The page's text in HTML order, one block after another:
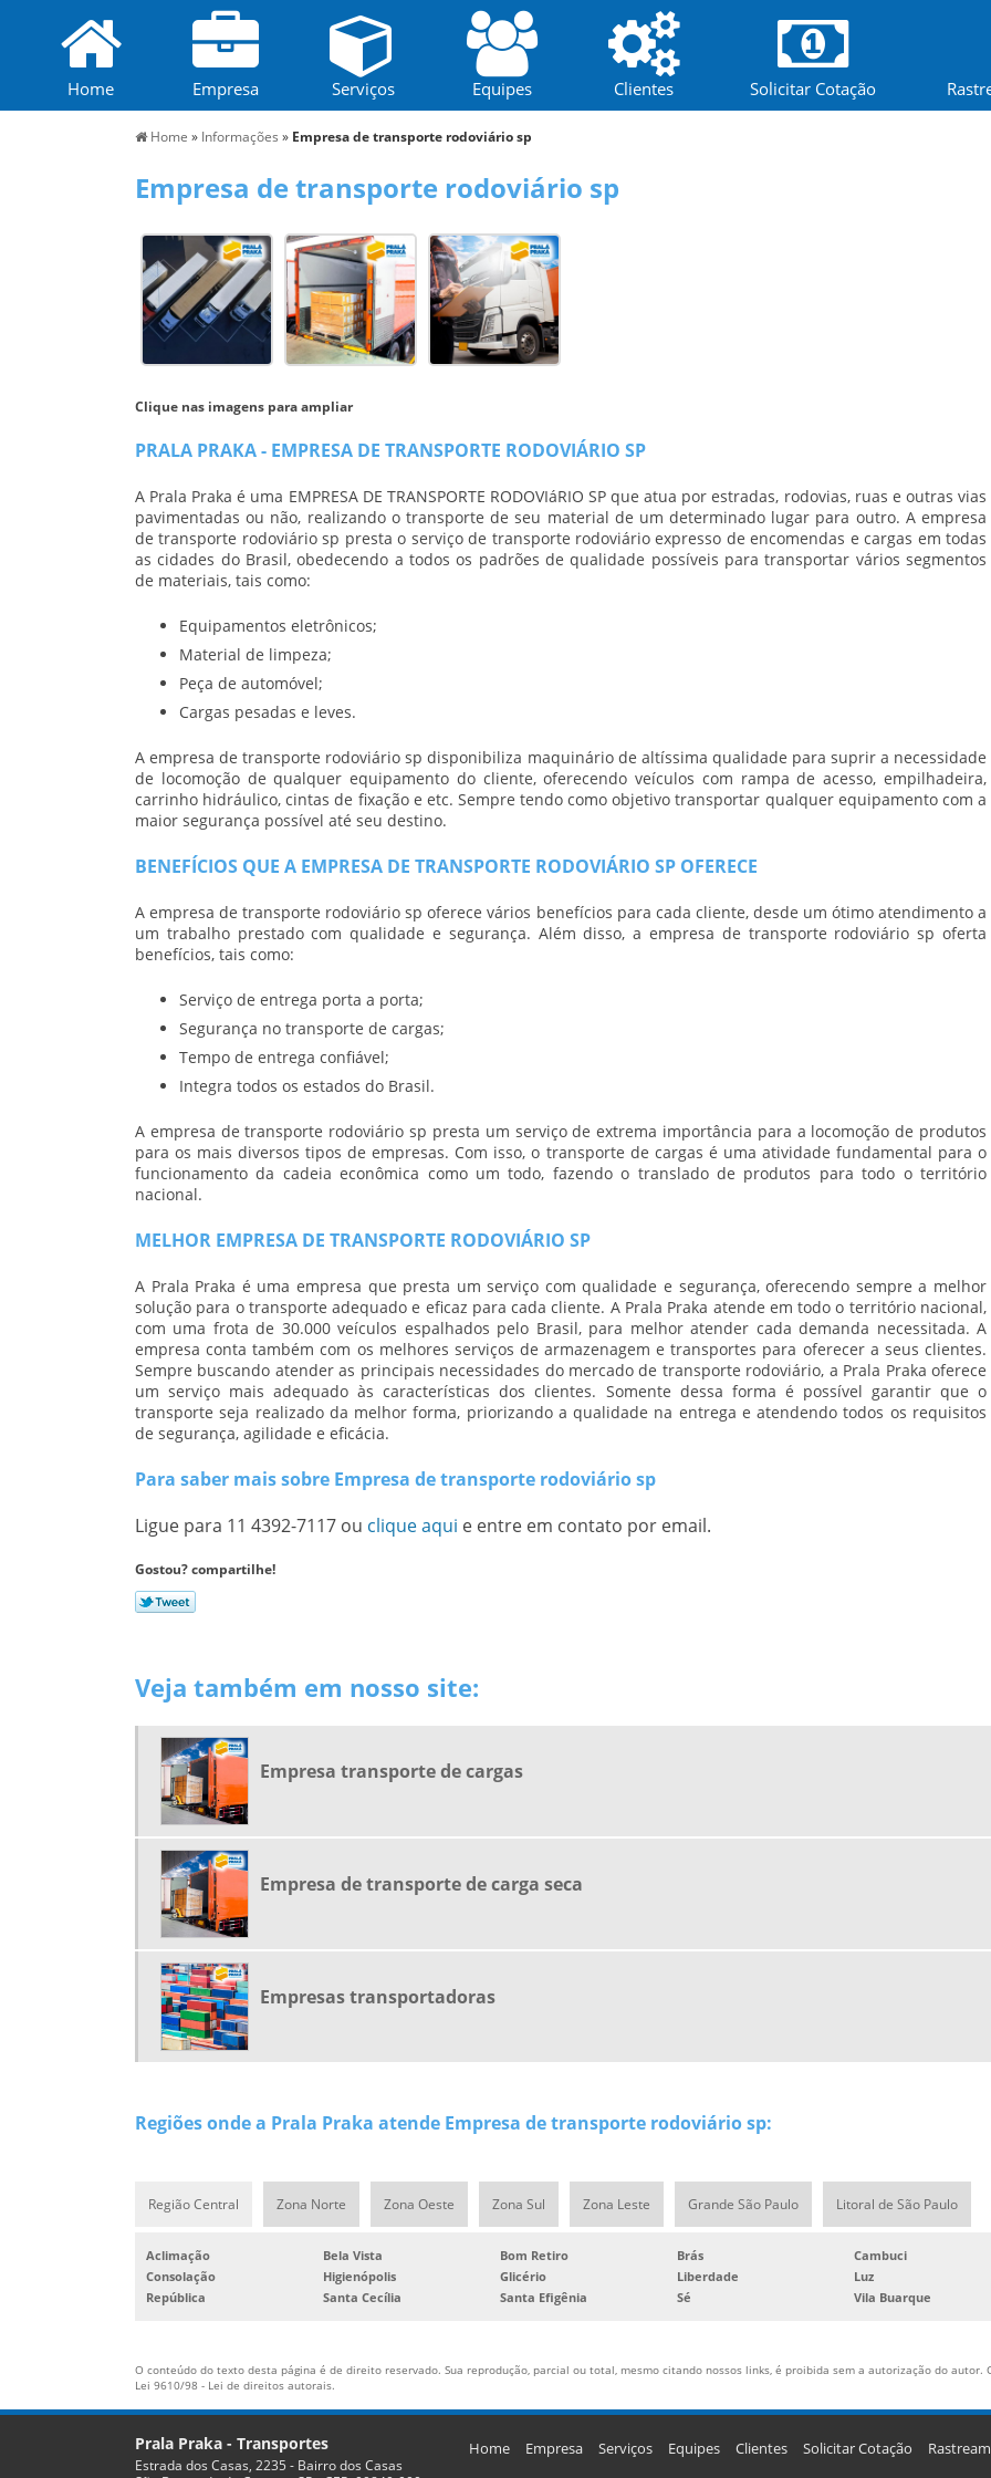
Home Empresa Serviços Equipes Clientes Solicitar Cotação
Home » Informações » Empresa de transporte rodoviário sp
Empresa de transporte rodoviário sp
Clique nas imagens para ampliar
PRALA PRAKA - EMPRESA DE TRANSPORTE RODOVIÁRIO SP
A Prala Praka é uma EMPRESA DE TRANSPORTE RODOVIáRIO SP que atua por estradas, rodovias, ruas e outras vias
pavimentadas ou não, realizando o transporte de seu material de um determinado lugar para outro. A empresa
de transporte rodoviário sp presta o serviço de transporte rodoviário expresso de encomendas e cargas em todas
as cidades do Brasil, obedecendo a todos os padrões de qualidade possíveis para transportar vários segmentos
de materiais, tais como:
Equipamentos eletrônicos;
Material de limpeza;
Peça de automóvel;
Cargas pesadas e leves.
Aempresa de transporte rodoviário sp disponibiliza maquinário de altíssima qualidade para suprir a necessidade
de locomoção de qualquer equipamento do cliente, oferecendo veículos com rampa de acesso, empilhadeira,
carrinho hidráulico, cintas de fixação e etc. Sempre tendo como objetivo transportar qualquer equipamento com a
maior segurança possível até seu destino.
BENEFÍCIOS QUE A EMPRESA DE TRANSPORTE RODOVIÁRIO SP OFERECE
Aempresa de transporte rodoviário sp oferece vários benefícios para cada cliente, desde um ótimo atendimento a
um trabalho prestado com qualidade e segurança. Além disso, a empresa de transporte rodoviário sp oferta
benefícios, tais como:
Serviço de entrega porta a porta;
Segurança no transporte de cargas;
Tempo de entrega confiável;
Integra todos os estados do Brasil.
A empresa de transporte rodoviário sp presta um serviço de extrema importância para a locomoção de produtos
para os mais diversos tipos de empresas. Com isso, o transporte de cargas é uma atividade fundamental para o
funcionamento da cadeia econômica como um todo, fazendo o translado de produtos para todo o território
nacional.
MELHOR EMPRESA DE TRANSPORTE RODOVIÁRIO SP
A Prala Praka é uma empresa que presta um serviço com qualidade e segurança, oferecendo sempre a melhor
solução para o transporte adequado e eficaz para cada cliente. A Prala Praka atende em todo o território nacional,
com uma frota de 30.000 veículos espalhados pelo Brasil, para melhor atender cada demanda necessitada. A
empresa conta também com os melhores serviços de armazenagem e transportes para oferecer a seus clientes.
Sempre buscando atender as principais necessidades do mercado de transporte rodoviário, a Prala Praka oferece
um serviço mais adequado às características dos clientes. Somente dessa forma é possível garantir que o
transporte seja realizado da melhor forma, priorizando a qualidade na entrega e atendendo todos os requisitos
de segurança, agilidade e eficácia.
Para saber mais sobre Empresa de transporte rodoviário sp
Ligue para 11 4392-7117 ou clique aqui e entre em contato por email.
Gostou? compartilhe!
Veja também em nosso site:
Empresa transporte de cargas
Empresa de transporte de carga seca
Empresas transportadoras
Regiões onde a Prala Praka atende Empresa de transporte rodoviário sp:
Região Central Zona Norte Zona Oeste Zona Sul Zona Leste Grande São Paulo Litoral de São Paulo
Aclimação Bela Vista Bom Retiro Brás Cambuci
Consolação
Higienópolis Glicério Liberdade Luz
República
Santa Cecília Santa Efigênia Sé Vila Buarque
O conteúdo do texto desta página é de direito reservado. Sua reprodução, parcial ou total, mesmo citando nossos links, é proibida sem a autorização do
Lei 9610/98 - Lei de direitos autorais.
Prala Praka - Transportes
Estrada dos Casas, 2235 - Bairro dos Casas
Home Empresa Serviços Equipes Clientes Solicitar Cotação